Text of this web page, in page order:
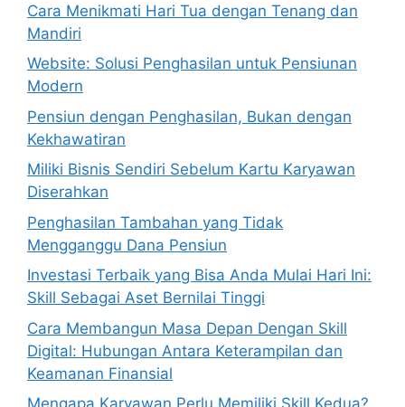
Cara Menikmati Hari Tua dengan Tenang dan
Mandiri
Website: Solusi Penghasilan untuk Pensiunan
Modern
Pensiun dengan Penghasilan, Bukan dengan
Kekhawatiran
Miliki Bisnis Sendiri Sebelum Kartu Karyawan
Diserahkan
Penghasilan Tambahan yang Tidak
Mengganggu Dana Pensiun
Investasi Terbaik yang Bisa Anda Mulai Hari Ini:
Skill Sebagai Aset Bernilai Tinggi
Cara Membangun Masa Depan Dengan Skill
Digital: Hubungan Antara Keterampilan dan
Keamanan Finansial